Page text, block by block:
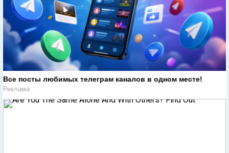
Все посты любимых телеграм каналов в одном месте!
Реклама